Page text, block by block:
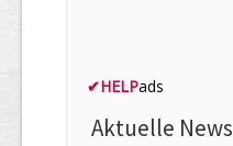
✔HELPads
Aktuelle News